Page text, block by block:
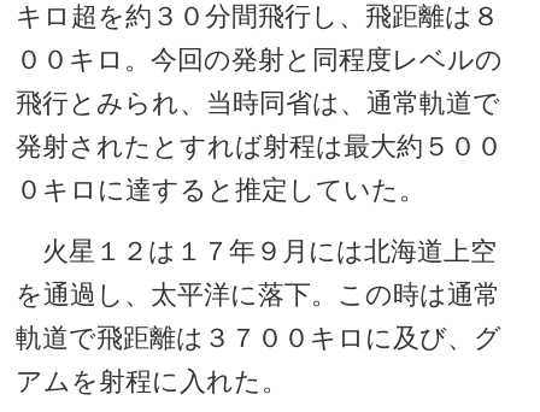
キロ超を約３０分間飛行し、飛距離は８
００キロ。今回の発射と同程度レベルの
飛行とみられ、当時同省は、通常軌道で
発射されたとすれば射程は最大約５００
０キロに達すると推定していた。
火星１２は１７年９月には北海道上空
を通過し、太平洋に落下。この時は通常
軌道で飛距離は３７００キロに及び、グ
アムを射程に入れた。